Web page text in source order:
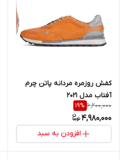
کفش روزمره مردانه پاتن چرم
آفتاب مدل 2021
6,200,000
19%
4,980,000
افزودن به سبد